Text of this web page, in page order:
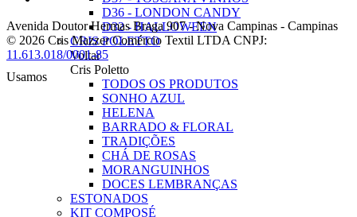
D36 - LONDON CANDY
D32 - HALLOWEEN
CRIS POLETTO
Voltar
Cris Poletto
TODOS OS PRODUTOS
SONHO AZUL
HELENA
BARRADO & FLORAL
TRADIÇÕES
CHÁ DE ROSAS
MORANGUINHOS
DOCES LEMBRANÇAS
ESTONADOS
KIT COMPOSÉ
Avenida Doutor Hermas Braga 907-Nova Campinas - Campinas
© 2026 Cris Mazzer Comércio Textil LTDA CNPJ:
11.613.018/0001-85
Usamos